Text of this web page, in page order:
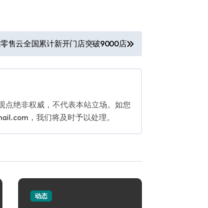
售云全国累计新开门店突破9000店
点绝非权威，不代表本站立场。如您
，我们将及时予以处理。
动态